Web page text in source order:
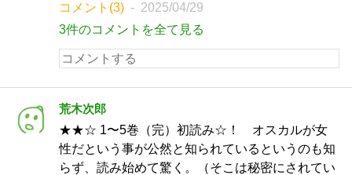
コメント(3)
2025/04/29
3件のコメントを全て見る
荒木次郎
★★☆ 1〜5巻（完）初読み☆！ オスカルが女
性だという事が公然と知られているというのも知
らず、読み始めて驚く。（そこは秘密にされてい